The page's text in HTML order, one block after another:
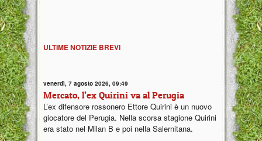
ULTIME NOTIZIE BREVI
venerdì, 7 agosto 2026, 09:49
Mercato, l’ex Quirini va al Perugia
L’ex difensore rossonero Ettore Quirini è un nuovo
giocatore del Perugia. Nella scorsa stagione Quirini
era stato nel Milan B e poi nella Salernitana.